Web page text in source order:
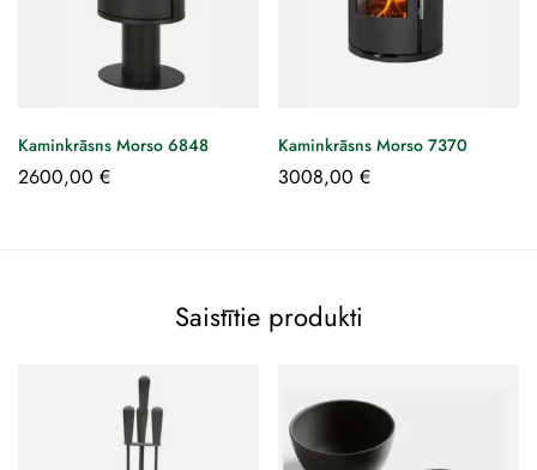
Kaminkrāsns Morso 6848
2600,00 €
Kaminkrāsns Morso 7370
3008,00 €
Saistītie produkti